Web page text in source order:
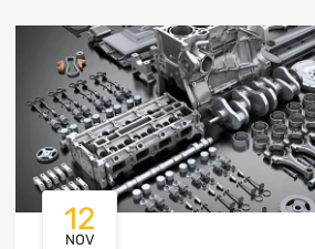
12
NOV